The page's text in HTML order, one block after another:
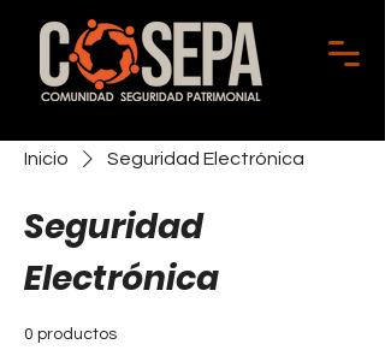
Inicio Seguridad Electrónica
Seguridad
Electrónica
0 productos